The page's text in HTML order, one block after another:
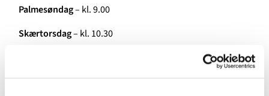
Palmesøndag– kl. 9.00
Skærtorsdag– kl. 10.30
Påskedag– kl. 10.30